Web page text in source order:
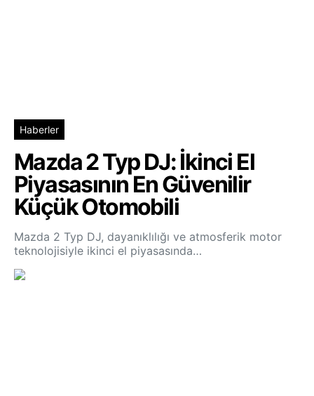
Haberler
Mazda 2 Typ DJ: İkinci El
Piyasasının En Güvenilir
Küçük Otomobili
Mazda 2 Typ DJ, dayanıklılığı ve atmosferik motor
teknolojisiyle ikinci el piyasasında…